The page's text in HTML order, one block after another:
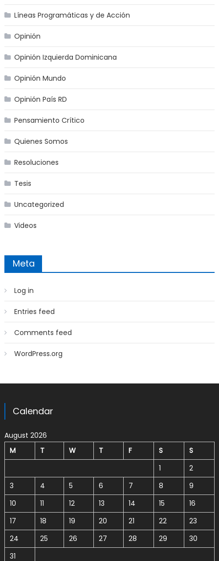
Líneas Programáticas y de Acción
Opinión
Opinión Izquierda Dominicana
Opinión Mundo
Opinión País RD
Pensamiento Crítico
Quienes Somos
Resoluciones
Tesis
Uncategorized
Videos
Meta
Log in
Entries feed
Comments feed
WordPress.org
Calendar
August 2026
M
T W T F S
S
1
2
3
4 5 6 7 8
9
10
11 12 13 14 15
16
17
18 19 20 21 22
23
24
25 26 27 28 29
30
31